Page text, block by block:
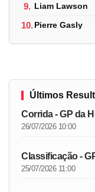
9. Liam Lawson
10.Pierre Gasly
Últimos
Corrida - GP da
26/07/2026 10:00
Classificação -
25/07/2026 11:00